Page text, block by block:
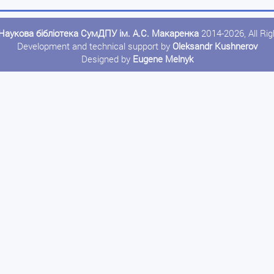
бібліотека СумДПУ ім. А.С. Макаренка 2014-2026, All
Development and technical support by Oleksandr Kushnerov
Designed by Eugene Melnyk